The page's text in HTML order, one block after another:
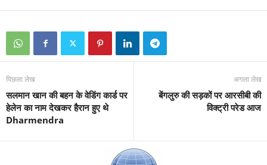
पिछला लेख
सलमान खान की बहन के वेडिंग कार्ड पर
हेलेन का नाम देखकर हैरान हुए थे
Dharmendra
अगला लेख
बेंगलुरु की सड़कों पर आरसीबी की
विक्ट्री परेड आज